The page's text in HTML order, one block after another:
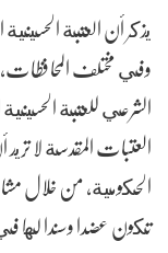
يذكر أن العتبة
وفي مختلف المحافظات،
الشرعي للعتبة
العتبات المقدسة لا
الحكومية، من خلال
تكون عضدا وسندا لها